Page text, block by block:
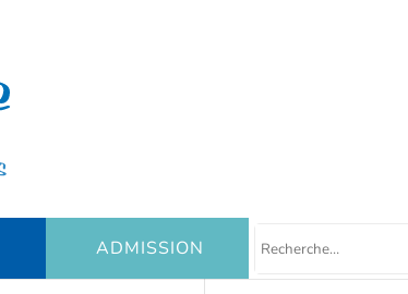
ADMISSION